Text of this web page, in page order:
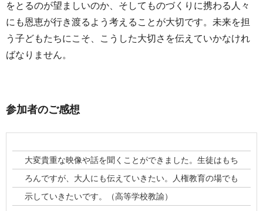
をとるのが望ましいのか、そしてものづくりに携わる人々
にも恩恵が行き渡るよう考えることが大切です。未来を担
う子どもたちにこそ、こうした大切さを伝えていかなけれ
ばなりません。
参加者のご感想
大変貴重な映像や話を聞くことができました。生徒はもち
ろんですが、大人にも伝えていきたい。人権教育の場でも
示していきたいです。（高等学校教諭）